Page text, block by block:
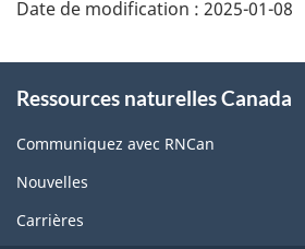
Date de modification : 2025-01-08
this
site
Ressources naturelles Canada
Communiquez avec RNCan
Nouvelles
Carrières